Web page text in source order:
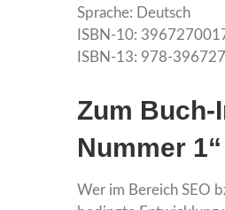
Sprache: Deutsch
ISBN-10:
ISBN-13: 978-
Zum Buch-
Nummer 1“
Wer im Bereich SEO